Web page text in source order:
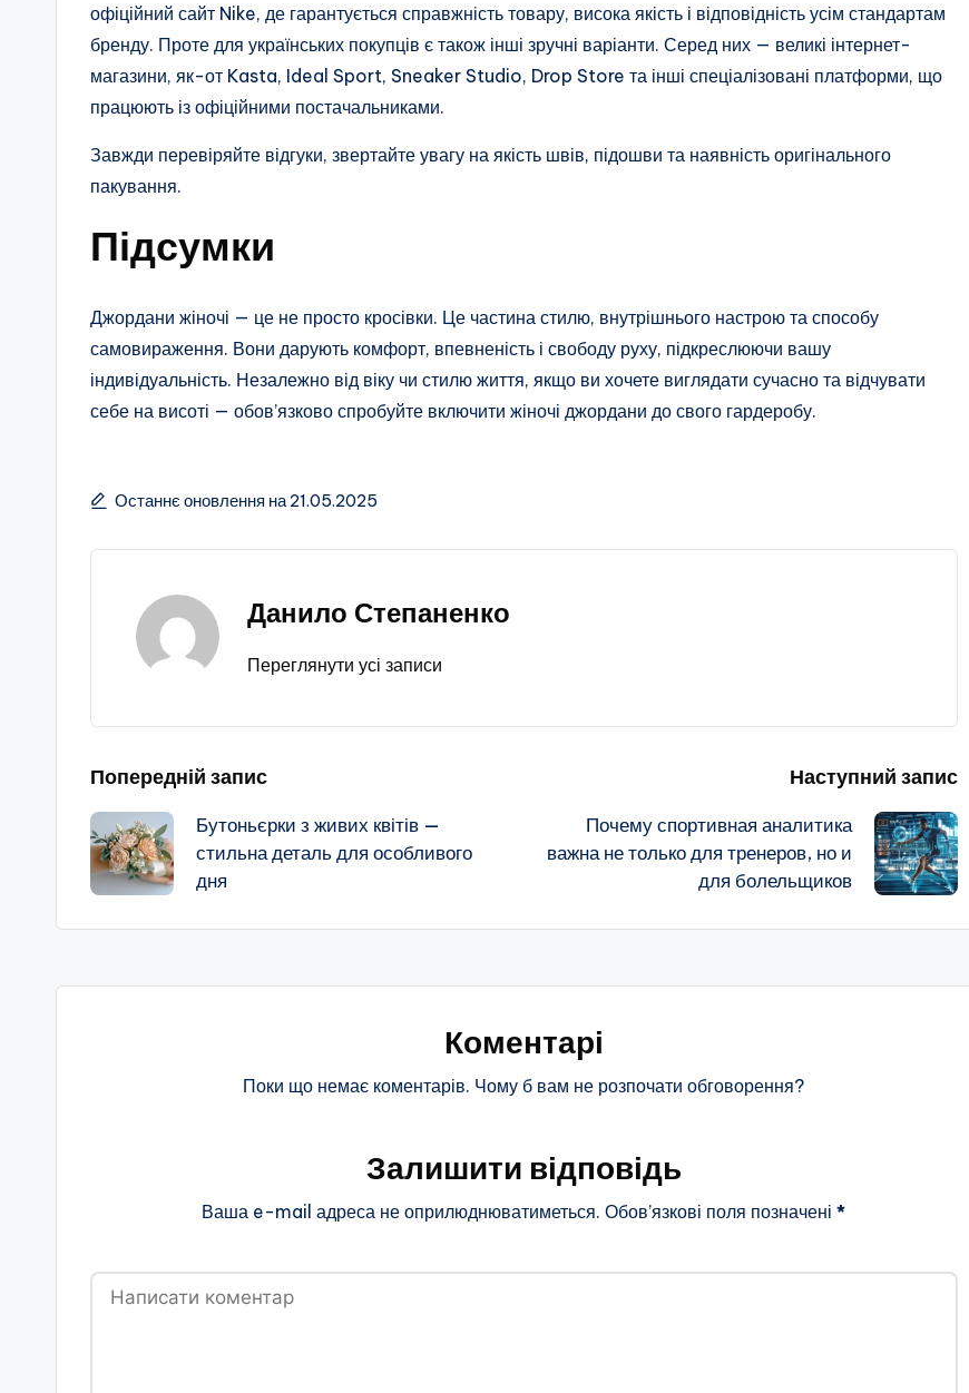
офіційний сайт Nike, де гарантується справжність товару, висока якість і відповідність усім стандартам
бренду. Проте для українських покупців є також інші зручні варіанти. Серед них — великі інтернет-
магазини, як-от Kasta, Ideal Sport, Sneaker Studio, Drop Store та інші спеціалізовані платформи, що
працюють із офіційними постачальниками.
Завжди перевіряйте відгуки, звертайте увагу на якість швів, підошви та наявність оригінального
пакування.
Підсумки
Джордани жіночі — це не просто кросівки. Це частина стилю, внутрішнього настрою та способу
самовираження. Вони дарують комфорт, впевненість і свободу руху, підкреслюючи вашу
індивідуальність. Незалежно від віку чи стилю життя, якщо ви хочете виглядати сучасно та відчувати
себе на висоті — обов’язково спробуйте включити жіночі джордани до свого гардеробу.
Останнє оновлення на 21.05.2025
Данило Степаненко
Переглянути усі записи
Навігація
по
запису
Попередній запис
Бутоньєрки з живих квітів —
стильна деталь для особливого
дня
Наступний запис
Почему спортивная аналитика
важна не только для тренеров, но и
для болельщиков
Коментарі
Поки що немає коментарів. Чому б вам не розпочати обговорення?
Залишити відповідь
Ваша e-mail адреса не оприлюднюватиметься. Обов’язкові поля позначені*